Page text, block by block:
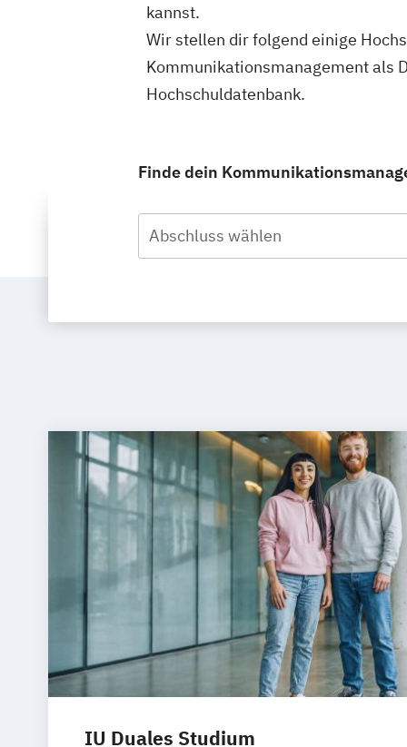
kannst.
Wir stellen dir folgend einige
Kommunikationsmanagement als
Hochschuldatenbank.
Finde dein
Abschluss wählen
IU Duales Studium